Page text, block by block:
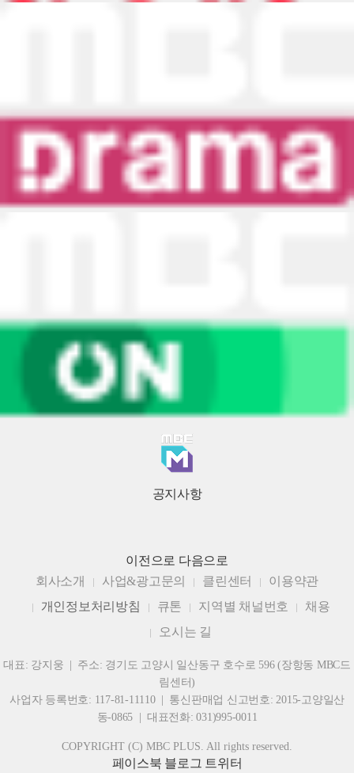
공지사항
이전으로 다음으로
회사소개
사업&광고문의 클린센터
이용약관
개인정보처리방침
큐톤 지역별 채널번호
채용
오시는 길
대표: 강지웅 | 주소: 경기도 고양시 일산동구 호수로 596 (장항동 MBC드
림센터)
사업자 등록번호: 117-81-11110 | 통신판매업 신고번호: 2015-고양일산
동-0865 | 대표전화: 031)995-0011
COPYRIGHT (C) MBC PLUS. All rights reserved.
페이스북 블로그 트위터